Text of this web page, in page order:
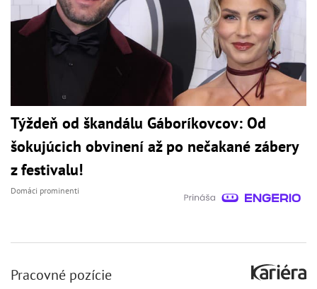
Týždeň od škandálu Gáboríkovcov: Od
šokujúcich obvinení až po nečakané zábery
z festivalu!
Domáci prominenti
Pracovné pozície